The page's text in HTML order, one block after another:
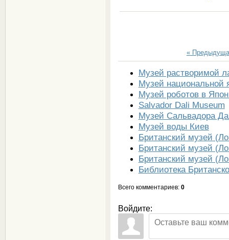
«
Музей растворимой
Музей национальной
Музей роботов в
Salvador Dali Museum
Музей Сальвадора
Музей воды Киев
Британский музей
Британский музей
Британский музей
Библиотека
Всего комментариев: 0
Войдите: